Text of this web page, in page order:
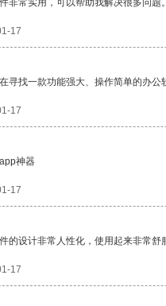
非常实用，可以帮助我解决很多问题
17
寻找一款功能强大、操作简单的办公
17
神器
17
的设计非常人性化，使用起来非常舒
17